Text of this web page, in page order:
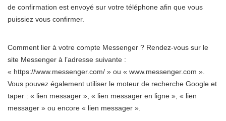
de confirmation est envoyé sur votre téléphone afin que vous
puissiez vous confirmer.
Comment lier à votre compte Messenger ? Rendez-vous sur le
site Messenger à l’adresse suivante :
« https://www.messenger.com/ » ou « www.messenger.com ».
Vous pouvez également utiliser le moteur de recherche Google et
taper : « lien messager », « lien messager en ligne », « lien
messager » ou encore « lien messager ».